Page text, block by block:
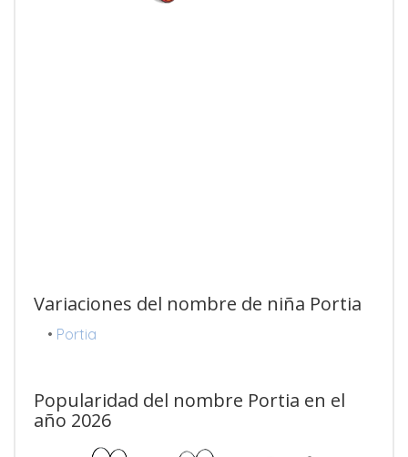
Variaciones del nombre de niña Portia
• Portia
Popularidad del nombre Portia en el
año 2026